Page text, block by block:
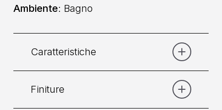
Ambiente: Bagno
Caratteristiche
Finiture